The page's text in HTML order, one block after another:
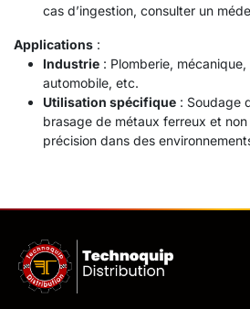
cas d’ingestion, consulter un
Applications :
Industrie : Plomberie,
automobile, etc.
Utilisation spécifique : Soudage
brasage de métaux ferreux et
précision dans des